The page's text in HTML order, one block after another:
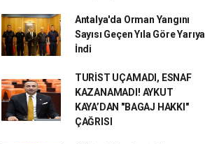
Antalya'da Orman Yangını
Sayısı Geçen Yıla Göre Yarıya
İndi
TURİST UÇAMADI, ESNAF
KAZANAMADI! AYKUT
KAYA’DAN "BAGAJ HAKKI"
ÇAĞRISI